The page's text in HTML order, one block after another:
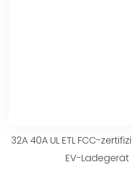
32A 40A UL ETL FCC-
EV-Ladegerät